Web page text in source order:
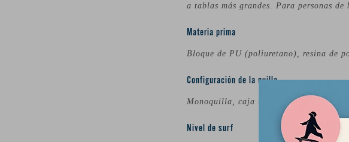
a tablas más grandes. Para personas
Materia prima
Bloque de PU (poliuretano), resina de
Configuración de la quilla
Monoquilla, caja - sistema Future Fins.
Nivel de surf